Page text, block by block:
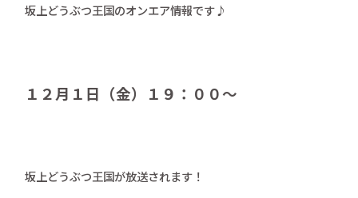
坂上どうぶつ王国のオンエア情報です♪
１２月１日（金）１９：００～
坂上どうぶつ王国が放送されます！